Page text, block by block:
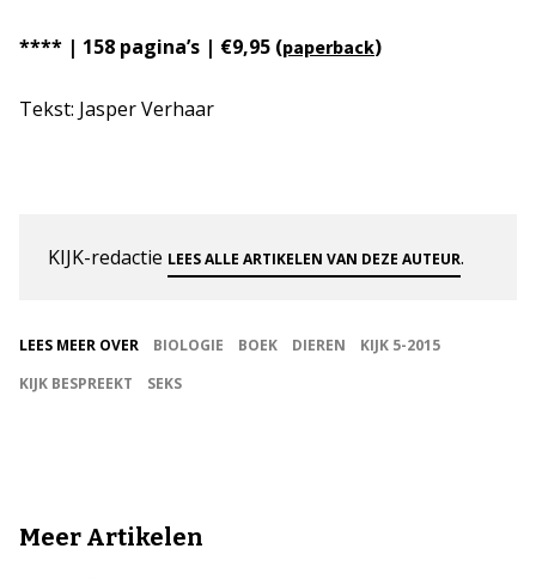
**** | 158 pagina’s | €9,95 (paperback)
Tekst: Jasper Verhaar
KIJK-redactie LEES ALLE ARTIKELEN VAN DEZE AUTEUR.
LEES MEER OVER BIOLOGIE BOEK DIEREN
KIJK 5-2015
KIJK BESPREEKT
SEKS
Meer Artikelen